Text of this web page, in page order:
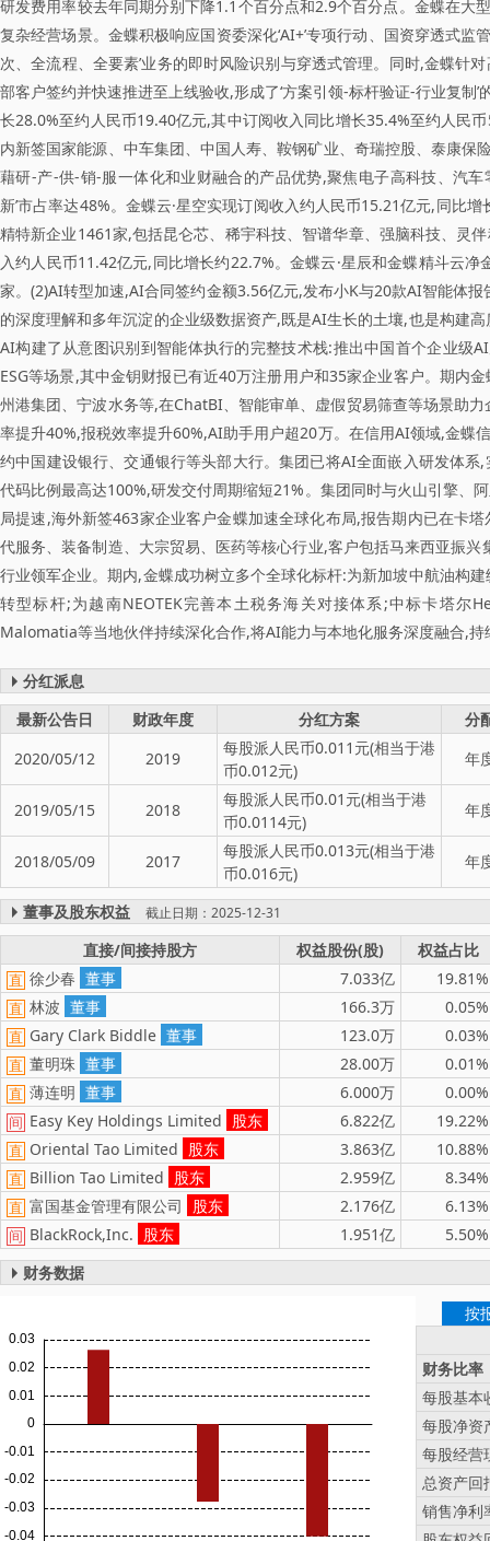
研发费用率较去年同期分别下降1.1个百分点和2.9个百分点。金蝶在大
复杂经营场景。金蝶积极响应国资委深化‘AI+’专项行动、国资穿透式
次、全流程、全要素’业务的即时风险识别与穿透式管理。同时,金蝶
部客户签约并快速推进至上线验收,形成了‘方案引领-标杆验证-行业复制
长28.0%至约人民币19.40亿元,其中订阅收入同比增长35.4%至约人
内新签国家能源、中车集团、中国人寿、鞍钢矿业、奇瑞控股、泰康
藉研-产-供-销-服一体化和业财融合的产品优势,聚焦电子高科技、汽
新’市占率达48%。金蝶云·星空实现订阅收入约人民币15.21亿元,同比
精特新企业1461家,包括昆仑芯、稀宇科技、智谱华章、强脑科技、灵
入约人民币11.42亿元,同比增长约22.7%。金蝶云·星辰和金蝶精斗云
家。(2)AI转型加速,AI合同签约金额3.56亿元,发布小K与20款AI智能体报
的深度理解和多年沉淀的企业级数据资产,既是AI生长的土壤,也是构建
AI构建了从意图识别到智能体执行的完整技术栈:推出中国首个企业级
ESG等场景,其中金钥财报已有近40万注册用户和35家企业客户。期内
州港集团、宁波水务等,在ChatBI、智能审单、虚假贸易筛查等场景助
率提升40%,报税效率提升60%,AI助手用户超20万。在信用AI领域,金蝶
约中国建设银行、交通银行等头部大行。集团已将AI全面嵌入研发体
代码比例最高达100%,研发交付周期缩短21%。集团同时与火山引擎、
局提速,海外新签463家企业客户金蝶加速全球化布局,报告期内已在卡
代服务、装备制造、大宗贸易、医药等核心行业,客户包括马来西亚
行业领军企业。期内,金蝶成功树立多个全球化标杆:为新加坡中航油构
转型标杆;为越南NEOTEK完善本土税务海关对接体系;中标卡塔尔
Malomatia等当地伙伴持续深化合作,将AI能力与本地化服务深度融合,持
分红派息
最新公告日
财政年度 分红方案
分
2020/05/12
2019
每股派人民币0.011元(相当于港
币0.012元)
年
2019/05/15 2018
每股派人民币0.01元(相当于港
币0.0114元)
年
2018/05/09 2017
每股派人民币0.013元(相当于港
币0.016元)
年
董事及股东权益 截止日期：2025-12-31
直接/间接持股方 权益股份(股) 权益占比
直 徐少春 董事 7.033亿 19.81%
直 林波 董事 166.3万 0.05%
直 Gary Clark Biddle 董事 123.0万 0.03%
直 董明珠 董事 28.00万 0.01%
直 薄连明 董事 6.000万 0.00%
间 Easy Key Holdings Limited 股东 6.822亿 19.22%
直 Oriental Tao Limited 股东 3.863亿 10.88%
直 Billion Tao Limited 股东 2.959亿 8.34%
直 富国基金管理有限公司 股东 2.176亿 6.13%
间 BlackRock,Inc. 股东 1.951亿
5.50%
财务数据
按
财务比率
每股基本
每股净资
每股经营
总资产回
销售净利